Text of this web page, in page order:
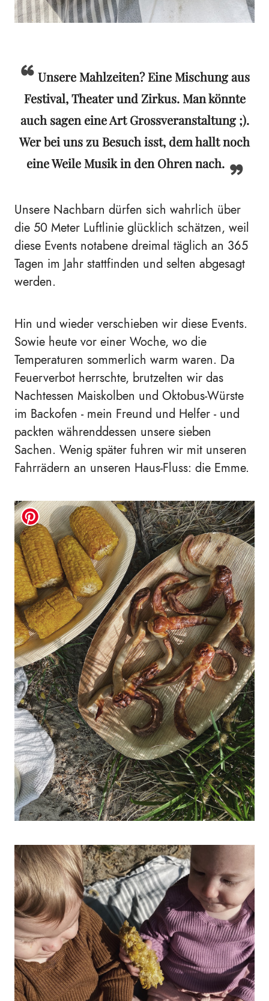
Unsere Mahlzeiten? Eine Mischung aus
Festival, Theater und Zirkus. Man könnte
auch sagen eine Art Grossveranstaltung ;).
Wer bei uns zu Besuch isst, dem hallt noch
eine Weile Musik in den Ohren nach.
Unsere Nachbarn dürfen sich wahrlich über
die 50 Meter Luftlinie glücklich schätzen, weil
diese Events notabene dreimal täglich an 365
Tagen im Jahr stattfinden und selten abgesagt
werden.
Hin und wieder verschieben wir diese Events.
Sowie heute vor einer Woche, wo die
Temperaturen sommerlich warm waren. Da
Feuerverbot herrschte, brutzelten wir das
Nachtessen Maiskolben und Oktobus-Würste
im Backofen - mein Freund und Helfer - und
packten währenddessen unsere sieben
Sachen. Wenig später fuhren wir mit unseren
Fahrrädern an unseren Haus-Fluss: die Emme.